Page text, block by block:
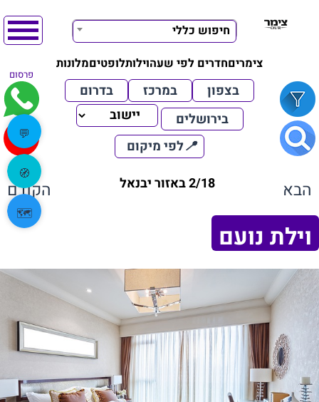
חיפוש כללי
צימריםחדרים לפי שעהוילותלופטיםמלונות
פרסום
בצפון במרכז
בדרום
בירושלים
📍לפי מיקום
הבא 2/18 באזור יבנאל הקודם
וילת נועם
💬
🧭
🗺️